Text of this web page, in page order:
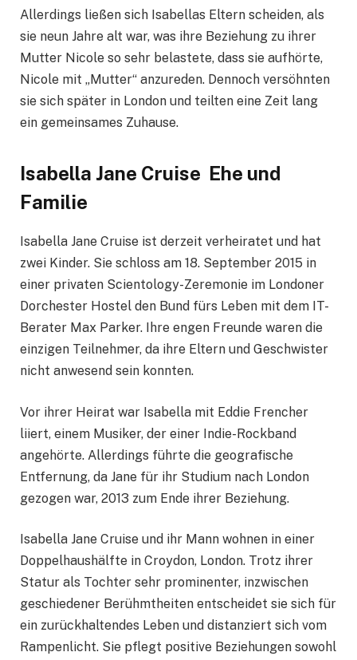
Allerdings ließen sich Isabellas Eltern scheiden, als
sie neun Jahre alt war, was ihre Beziehung zu ihrer
Mutter Nicole so sehr belastete, dass sie aufhörte,
Nicole mit „Mutter“ anzureden. Dennoch versöhnten
sie sich später in London und teilten eine Zeit lang
ein gemeinsames Zuhause.
Isabella Jane Cruise Ehe und
Familie
Isabella Jane Cruise ist derzeit verheiratet und hat
zwei Kinder. Sie schloss am 18. September 2015 in
einer privaten Scientology-Zeremonie im Londoner
Dorchester Hostel den Bund fürs Leben mit dem IT-
Berater Max Parker. Ihre engen Freunde waren die
einzigen Teilnehmer, da ihre Eltern und Geschwister
nicht anwesend sein konnten.
Vor ihrer Heirat war Isabella mit Eddie Frencher
liiert, einem Musiker, der einer Indie-Rockband
angehörte. Allerdings führte die geografische
Entfernung, da Jane für ihr Studium nach London
gezogen war, 2013 zum Ende ihrer Beziehung.
Isabella Jane Cruise und ihr Mann wohnen in einer
Doppelhaushälfte in Croydon, London. Trotz ihrer
Statur als Tochter sehr prominenter, inzwischen
geschiedener Berühmtheiten entscheidet sie sich für
ein zurückhaltendes Leben und distanziert sich vom
Rampenlicht. Sie pflegt positive Beziehungen sowohl